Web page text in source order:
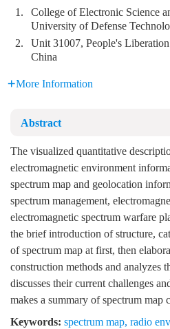
1.
College of Electronic Science
University of Defense
2.
Unit 31007, People's
China
More Information
Abstract
The visualized quantitative
electromagnetic environment
spectrum map and geolocation
spectrum management,
electromagnetic spectrum warfare
the brief introduction of structure,
of spectrum map at first, then
construction methods and analyzes
discusses their current challenges
makes a summary of spectrum map
Keywords: spectrum map, radio